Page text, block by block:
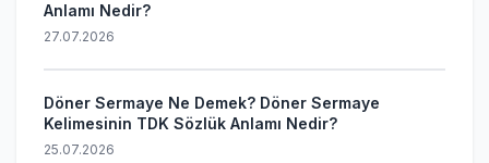
Anlamı Nedir?
27.07.2026
Döner Sermaye Ne Demek? Döner Sermaye
Kelimesinin TDK Sözlük Anlamı Nedir?
25.07.2026